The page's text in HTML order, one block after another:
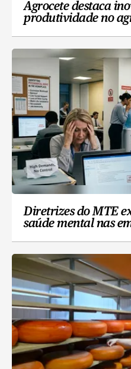
Agrocete destaca
produtividade no
Diretrizes do MTE
saúde mental nas